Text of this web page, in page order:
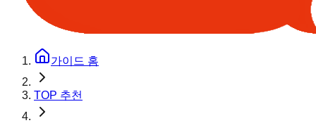
가이드 홈
TOP 추천